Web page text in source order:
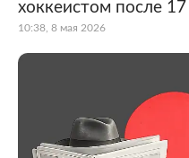
хоккеистом после
10:38, 8 мая 2026